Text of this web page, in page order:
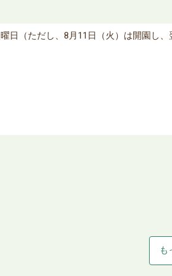
日（ただし、8月11日（火）は開園し、
も